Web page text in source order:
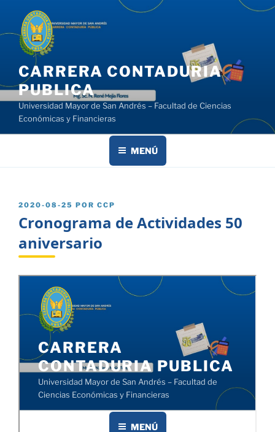
contenido
CARRERA CONTADURIA
PUBLICA
Universidad Mayor de San Andrés – Facultad de Ciencias
Económicas y Financieras
MENÚ
PUBLICADO
2020-08-25 POR CCP
Cronograma de Actividades 50
aniversario